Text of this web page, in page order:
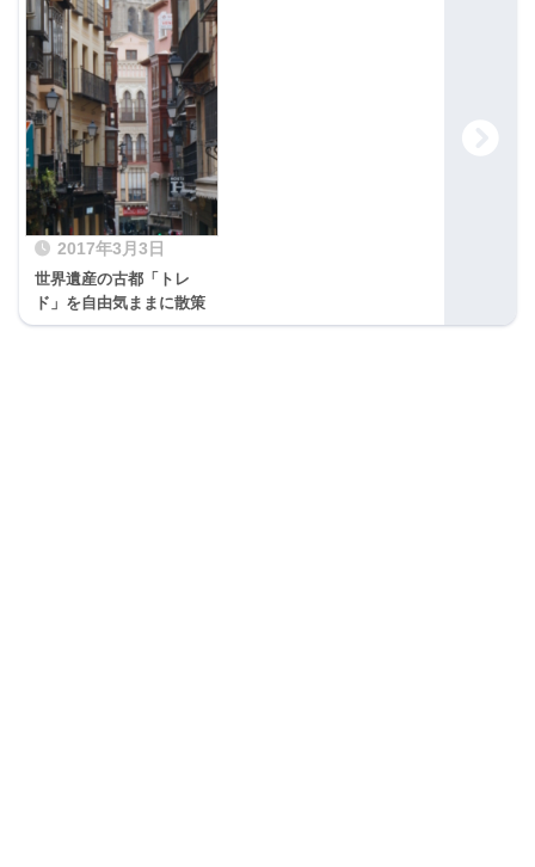
2017年3月3日
世界遺産の古都「トレ
ド」を自由気ままに散策